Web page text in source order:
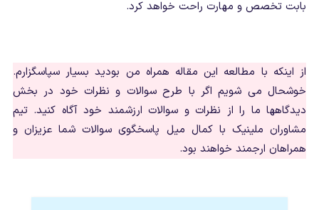
بابت تخصص و مهارت راحت خواهد کرد.
از اینکه با مطالعه این مقاله همراه من بودید بسیار سپاسگزارم.
خوشحال می شویم اگر با طرح سوالات و نظرات خود در بخش
دیدگاهها ما را از نظرات و سوالات ارزشمند خود آگاه کنید. تیم
مشاوران ملینیک با کمال میل پاسخگوی سوالات شما عزیزان و
همراهان ارجمند خواهند بود.